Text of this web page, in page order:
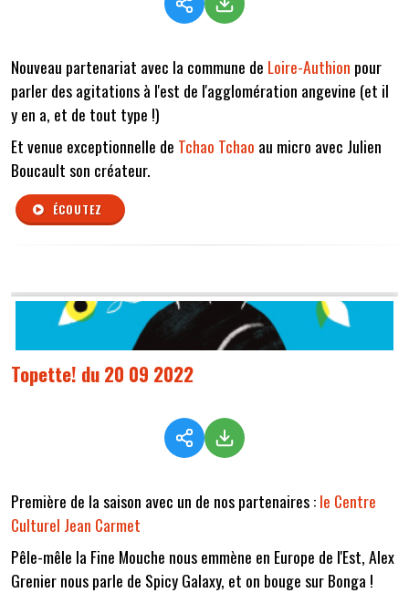
Nouveau partenariat avec la commune de Loire-Authion pour
parler des agitations à l'est de l'agglomération angevine (et il
y en a, et de tout type !)
Et venue exceptionnelle de Tchao Tchao au micro avec Julien
Boucault son créateur.
ÉCOUTEZ
Topette! du 20 09 2022
Première de la saison avec un de nos partenaires :le Centre
Culturel Jean Carmet
Pêle-mêle la Fine Mouche nous emmène en Europe de l'Est, Alex
Grenier nous parle de Spicy Galaxy, et on bouge sur Bonga !